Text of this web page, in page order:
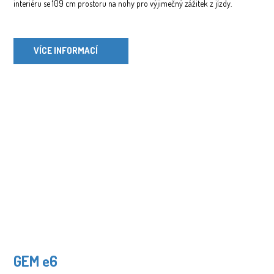
interiéru se 109 cm prostoru na nohy pro výjimečný zážitek z jízdy.
VÍCE INFORMACÍ
GEM e6